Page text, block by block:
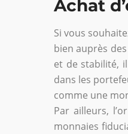
Achat
Si vous
bien auprès
et de stabilité,
dans les
comme une
Par ailleurs,
monnaies